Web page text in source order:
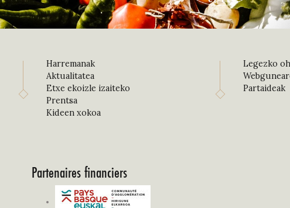
Harremanak
Aktualitatea
Etxe ekoizle izaiteko
Prentsa
Kideen xokoa
Legezko
Partaideak
Partenaires financiers